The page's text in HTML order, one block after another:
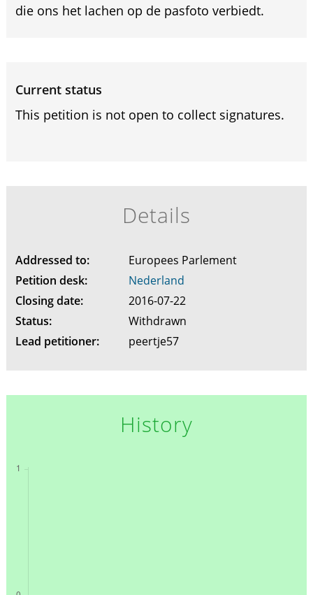
die ons het lachen op de pasfoto verbiedt.
Current status
This petition is not open to collect signatures.
Details
Addressed to:
Europees Parlement
Petition desk:
Nederland
Closing date:
2016-07-22
Status:
Withdrawn
Lead petitioner:
peertje57
History